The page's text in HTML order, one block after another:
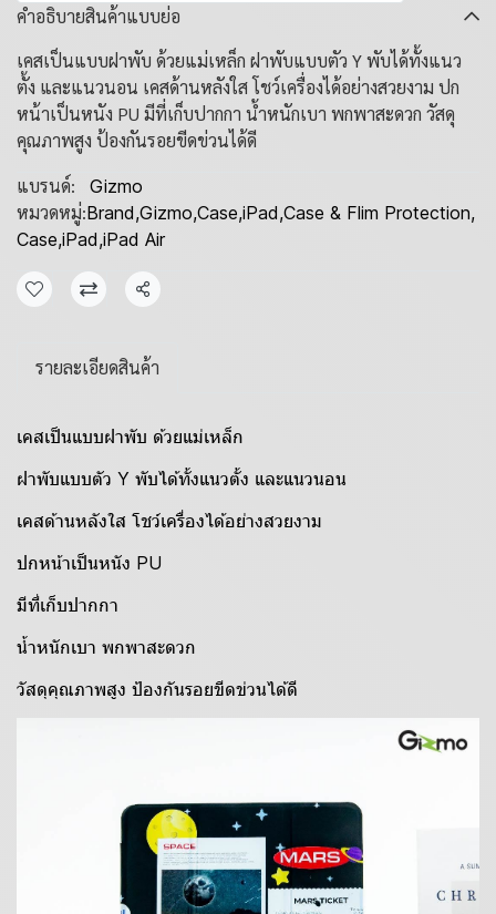
คำอธิบายสินค้าแบบย่อ
เคสเป็นแบบฝาพับ ด้วยแม่เหล็ก ฝาพับแบบตัว Y พับได้ทั้งแนว
ตั้ง และแนวนอน เคสด้านหลังใส โชว์เครื่องได้อย่างสวยงาม ปก
หน้าเป็นหนัง PU มีที่เก็บปากกา น้ำหนักเบา พกพาสะดวก วัสดุ
คุณภาพสูง ป้องกันรอยขีดข่วนได้ดี
แบรนด์:
Gizmo
หมวดหมู่:Brand,Gizmo,Case,iPad,Case & Flim Protection,
Case,iPad,iPad Air
แชร์
รายละเอียดสินค้า
เคสเป็นแบบฝาพับ ด้วยแม่เหล็ก
ฝาพับแบบตัว Y พับได้ทั้งแนวตั้ง และแนวนอน
เคสด้านหลังใส โชว์เครื่องได้อย่างสวยงาม
ปกหน้าเป็นหนัง PU
มีที่เก็บปากกา
น้ำหนักเบา พกพาสะดวก
วัสดุคุณภาพสูง ป้องกันรอยขีดข่วนได้ดี